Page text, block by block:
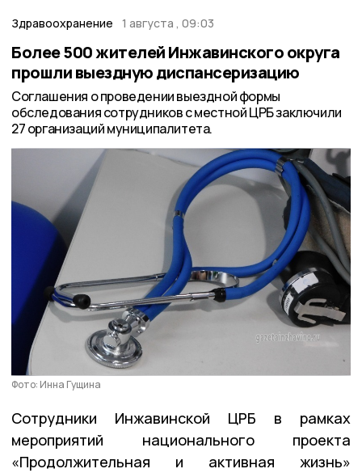
Здравоохранение 1 августа , 09:03
Более 500 жителей Инжавинского округа
прошли выездную диспансеризацию
Соглашения о проведении выездной формы
обследования сотрудников с местной ЦРБ заключили
27 организаций муниципалитета.
Фото: Инна Гущина
Сотрудники Инжавинской ЦРБ в рамках
мероприятий национального проекта
«Продолжительная и активная жизнь»